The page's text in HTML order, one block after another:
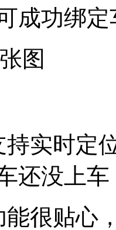
成功绑
持实时定
还没上
很贴心